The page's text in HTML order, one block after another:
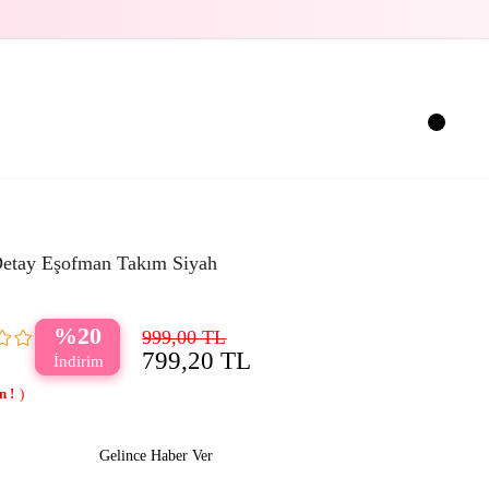
Eşofman Takım Siyah
20 999,00 TL
799,20 TL
Gelince Haber Ver